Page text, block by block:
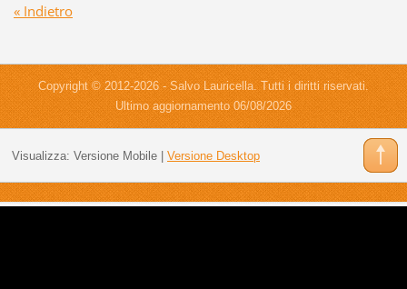
« Indietro
Copyright © 2012-2026 - Salvo Lauricella. Tutti i diritti riservati.
Ultimo aggiornamento 06/08/2026
Visualizza: Versione Mobile| Versione Desktop